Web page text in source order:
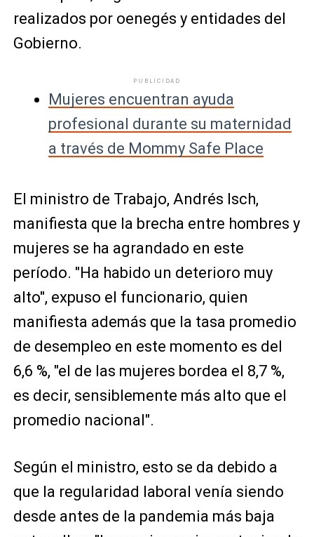
realizados por oenegés y entidades del
Gobierno.
PUBLICIDAD
Mujeres encuentran ayuda
profesional durante su maternidad
a través de Mommy Safe Place
El ministro de Trabajo, Andrés Isch,
manifiesta que la brecha entre hombres y
mujeres se ha agrandado en este
período. "Ha habido un deterioro muy
alto", expuso el funcionario, quien
manifiesta además que la tasa promedio
de desempleo en este momento es del
6,6 %, "el de las mujeres bordea el 8,7 %,
es decir, sensiblemente más alto que el
promedio nacional".
Según el ministro, esto se da debido a
que la regularidad laboral venía siendo
desde antes de la pandemia más baja